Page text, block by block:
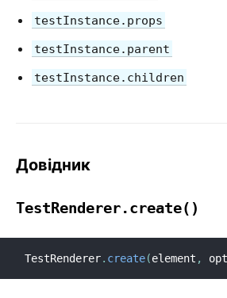
testInstance.props
testInstance.parent
testInstance.children
Довідник
TestRenderer.create()
TestRenderer. create(element ,